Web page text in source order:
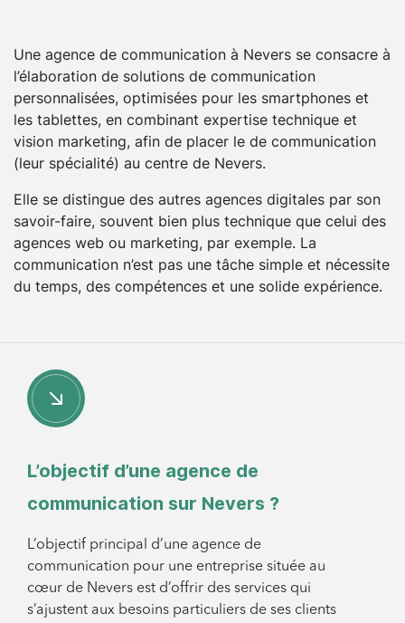
Une agence de communication à Nevers se consacre à
l’élaboration de solutions de communication
personnalisées, optimisées pour les smartphones et
les tablettes, en combinant expertise technique et
vision marketing, afin de placer le de communication
(leur spécialité) au centre de Nevers.
Elle se distingue des autres agences digitales par son
savoir-faire, souvent bien plus technique que celui des
agences web ou marketing, par exemple. La
communication n’est pas une tâche simple et nécessite
du temps, des compétences et une solide expérience.
L’objectif d’une agence de
communication sur Nevers ?
L’objectif principal d’une agence de
communication pour une entreprise située au
cœur de Nevers est d’offrir des services qui
s’ajustent aux besoins particuliers de ses clients